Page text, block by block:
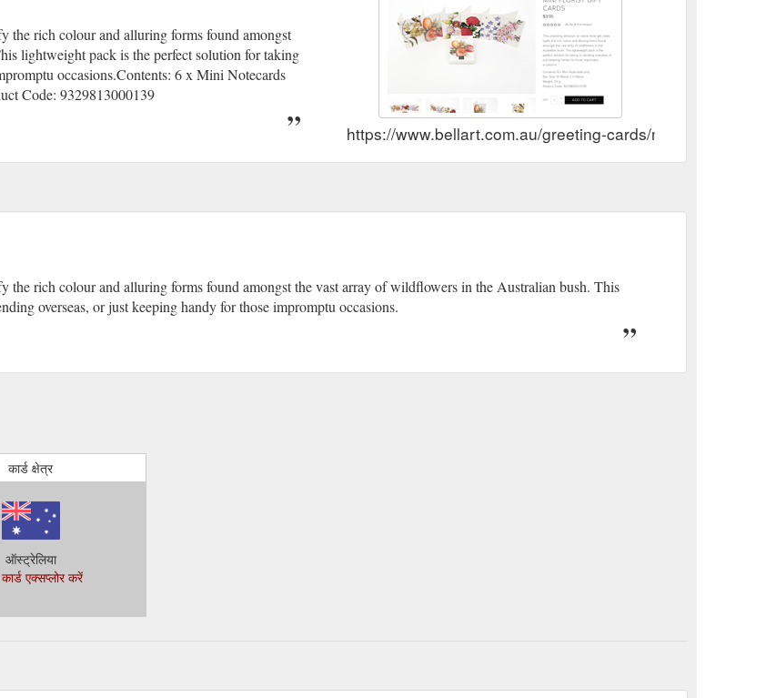
the rich colour and alluring forms found amongst
lightweight pack is the perfect solution for taking
occasions.Contents: 6 x Mini Notecards
Code: 9329813000139
https://www.bellart.com.au/greeting-cards/mini-florist-gift-
rich colour and alluring forms found amongst the vast array of wildflowers in the Australian bush. This
overseas, or just keeping handy for those impromptu occasions.
कार्ड क्षेत्र
ऑस्ट्रेलिया
एक्सप्लोर करें